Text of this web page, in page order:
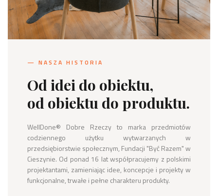
— NASZA HISTORIA
Od idei do obiektu,
od obiektu do produktu.
WellDone® Dobre Rzeczy to marka przedmiotów
codziennego użytku wytwarzanych w
przedsiębiorstwie społecznym, Fundacji "Być Razem" w
Cieszynie. Od ponad 16 lat współpracujemy z polskimi
projektantami, zamieniając idee, koncepcje i projekty w
funkcjonalne, trwałe i pełne charakteru produkty.